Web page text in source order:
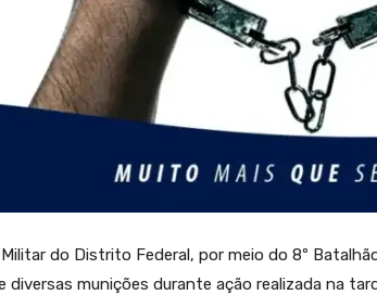
do Distrito Federal, por meio do 8º
diversas munições durante ação realizada na